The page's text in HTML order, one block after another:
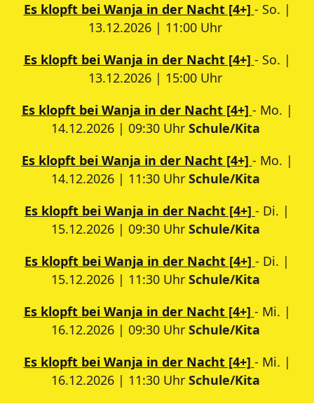
Es klopft bei Wanja in der Nacht [4+] - So. |
13.12.2026 | 11:00 Uhr
Es klopft bei Wanja in der Nacht [4+] - So. |
13.12.2026 | 15:00 Uhr
Es klopft bei Wanja in der Nacht [4+] - Mo. |
14.12.2026 | 09:30 Uhr Schule/Kita
Es klopft bei Wanja in der Nacht [4+] - Mo. |
14.12.2026 | 11:30 Uhr Schule/Kita
Es klopft bei Wanja in der Nacht [4+] - Di. |
15.12.2026 | 09:30 Uhr Schule/Kita
Es klopft bei Wanja in der Nacht [4+] - Di. |
15.12.2026 | 11:30 Uhr Schule/Kita
Es klopft bei Wanja in der Nacht [4+] - Mi. |
16.12.2026 | 09:30 Uhr Schule/Kita
Es klopft bei Wanja in der Nacht [4+] - Mi. |
16.12.2026 | 11:30 Uhr Schule/Kita